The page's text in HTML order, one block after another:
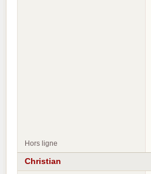
Hors ligne
Christian